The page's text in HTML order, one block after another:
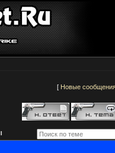
[ Новые